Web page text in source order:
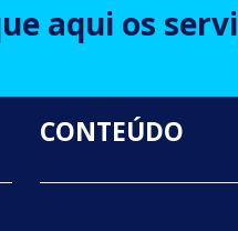
aqui os
CONTEÚDO